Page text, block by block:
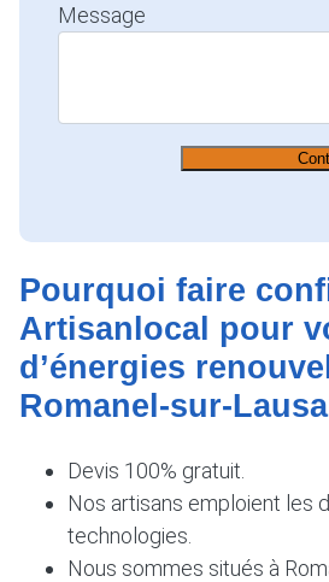
Message
Pourquoi faire
Artisanlocal pour
d’énergies
Romanel-sur-
Devis 100% gratuit.
Nos artisans emploient les
technologies.
Nous sommes situés à